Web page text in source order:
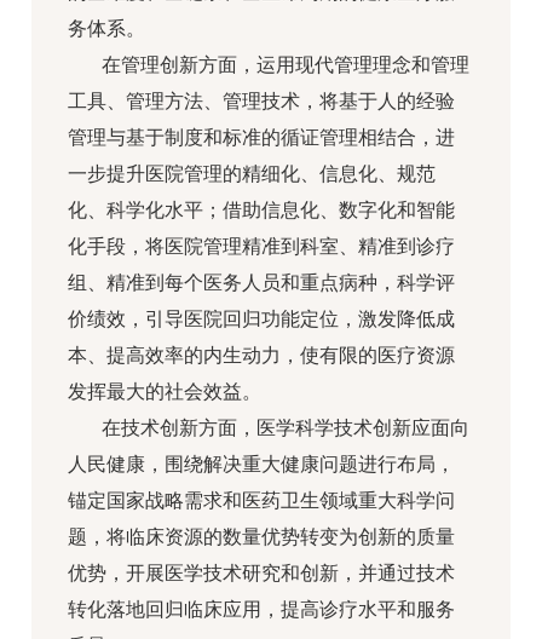
务体系。
在管理创新方面，运用现代管理理念和管理
工具、管理方法、管理技术，将基于人的经验
管理与基于制度和标准的循证管理相结合，进
一步提升医院管理的精细化、信息化、规范
化、科学化水平；借助信息化、数字化和智能
化手段，将医院管理精准到科室、精准到诊疗
组、精准到每个医务人员和重点病种，科学评
价绩效，引导医院回归功能定位，激发降低成
本、提高效率的内生动力，使有限的医疗资源
发挥最大的社会效益。
在技术创新方面，医学科学技术创新应面向
人民健康，围绕解决重大健康问题进行布局，
锚定国家战略需求和医药卫生领域重大科学问
题，将临床资源的数量优势转变为创新的质量
优势，开展医学技术研究和创新，并通过技术
转化落地回归临床应用，提高诊疗水平和服务